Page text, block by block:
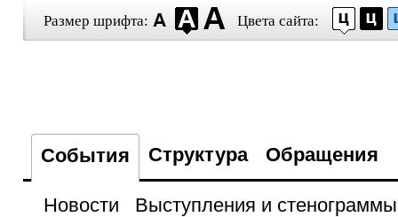
Размер шрифта: Цвета сайта:
События Структура Обращения
Новости
Выступления и стенограммы